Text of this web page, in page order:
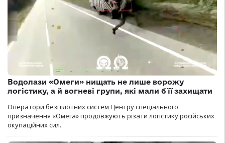
Водолази «Омеги» нищать не лише ворожу
логістику, а й вогневі групи, які мали б її захищати
Оператори безпілотних систем Центру спеціального
призначення «Омега» продовжують різати логістику російських
окупаційних сил.